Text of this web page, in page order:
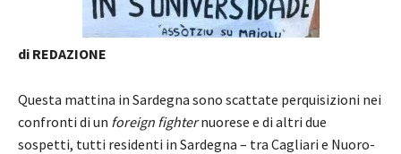
di REDAZIONE
Questa mattina in Sardegna sono scattate perquisizioni nei
confronti di un foreign fighternuorese e di altri due
sospetti, tutti residenti in Sardegna – tra Cagliari e Nuoro-